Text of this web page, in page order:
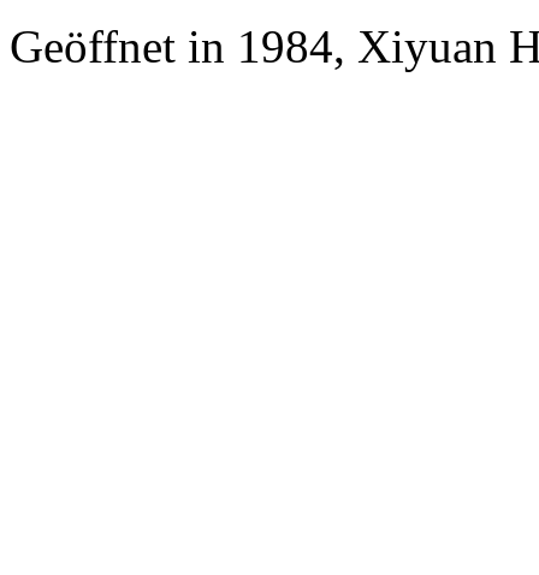
Geöffnet in 1984, Xiyuan